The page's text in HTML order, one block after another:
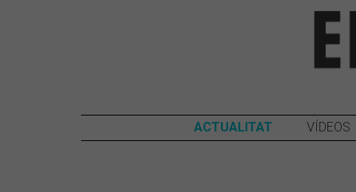
ACTUALITAT VÍDEOS